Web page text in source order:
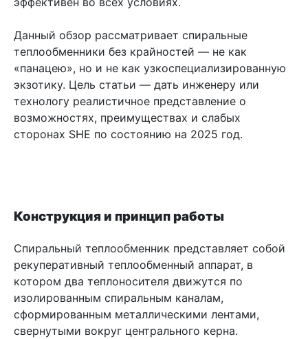
Данный обзор рассматривает спиральные
теплообменники без крайностей — не как
«панацею», но и не как узкоспециализированную
экзотику. Цель статьи — дать инженеру или
технологу реалистичное представление о
возможностях, преимуществах и слабых
сторонах SHE по состоянию на 2025 год.
Конструкция и принцип работы
Спиральный теплообменник представляет собой
рекуперативный теплообменный аппарат, в
котором два теплоносителя движутся по
изолированным спиральным каналам,
сформированным металлическими лентами,
свернутыми вокруг центрального керна.